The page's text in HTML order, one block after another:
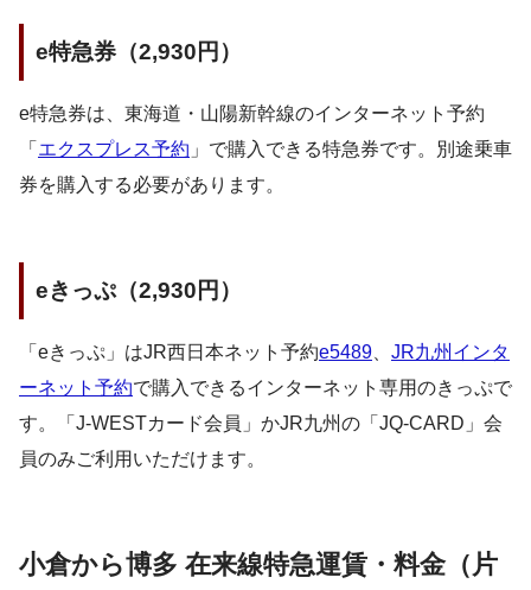
e特急券（2,930円）
e特急券は、東海道・山陽新幹線のインターネット予約
「 エクスプレス予約 」で購入できる特急券です。別途乗車
券を購入する必要があります。
eきっぷ（2,930円）
「eきっぷ」はJR西日本ネット予約e5489
JR九州インタ
ーネット予約で購入できるインターネット専用のきっぷで
す。「J-WESTカード会員」かJR九州の「JQ-CARD」会
員のみご利用いただけます。
小倉から博多 在来線特急運賃・料金（片